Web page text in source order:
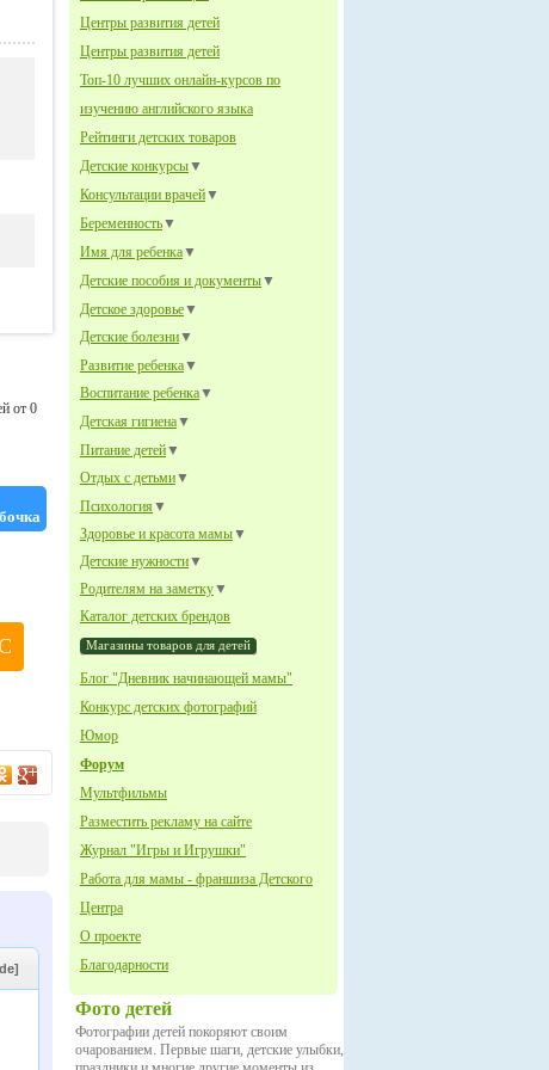
Центры развития детей
Центры развития детей
Топ-10 лучших онлайн-курсов по
изучению английского языка
Рейтинги детских товаров
Детские конкурсы▼
Консультации врачей▼
Беременность▼
Имя для ребенка▼
Детские пособия и документы▼
Детское здоровье▼
Детские болезни▼
Развитие ребенка▼
Воспитание ребенка▼
Детская гигиена▼
Питание детей▼
Отдых с детьми▼
Психология ▼
Здоровье и красота мамы▼
Детские нужности▼
Родителям на заметку▼
Каталог детских брендов
Магазины товаров для детей
Блог "Дневник начинающей мамы"
Конкурс детских фотографий
Юмор
Форум
Мультфильмы
Разместить рекламу на сайте
Журнал "Игры и Игрушки"
Работа для мамы - франшиза Детского
Центра
О проекте
Благодарности
Фото детей
Фотографии детей покоряют своим
очарованием. Первые шаги, детские улыбки,
от 0